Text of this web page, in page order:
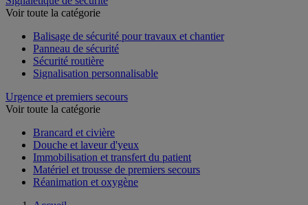
Signalétique de sécurité
Balisage de sécurité pour travaux et chantier
Panneau de sécurité
Sécurité routière
Urgence et premiers secours
Brancard et civière
Douche et laveur d'yeux
Immobilisation et transfert du patient
Matériel et trousse de premiers secours